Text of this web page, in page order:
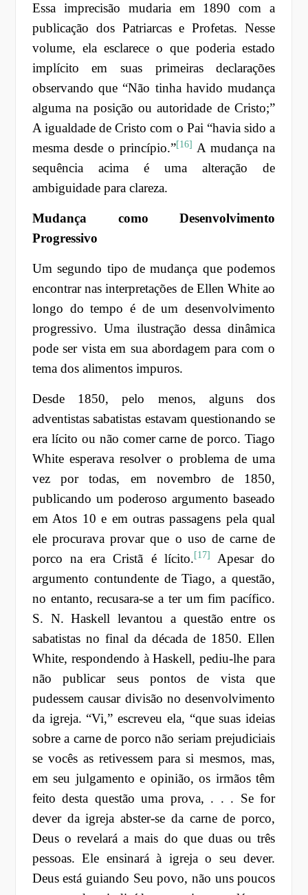
Essa imprecisão mudaria em 1890 com a
publicação dos Patriarcas e Profetas. Nesse
volume, ela esclarece o que poderia estado
implícito em suas primeiras declarações
observando que “Não tinha havido mudança
alguma na posição ou autoridade de Cristo;”
A igualdade de Cristo com o Pai “havia sido a
mesma desde o princípio.”[16] A mudança na
sequência acima é uma alteração de
ambiguidade para clareza.
Mudança como Desenvolvimento
Progressivo
Um segundo tipo de mudança que podemos
encontrar nas interpretações de Ellen White ao
longo do tempo é de um desenvolvimento
progressivo. Uma ilustração dessa dinâmica
pode ser vista em sua abordagem para com o
tema dos alimentos impuros.
Desde 1850, pelo menos, alguns dos
adventistas sabatistas estavam questionando se
era lícito ou não comer carne de porco. Tiago
White esperava resolver o problema de uma
vez por todas, em novembro de 1850,
publicando um poderoso argumento baseado
em Atos 10 e em outras passagens pela qual
ele procurava provar que o uso de carne de
porco na era Cristã é lícito. [17]
Apesar do
argumento contundente de Tiago, a questão,
no entanto, recusara-se a ter um fim pacífico.
S. N. Haskell levantou a questão entre os
sabatistas no final da década de 1850. Ellen
White, respondendo à Haskell, pediu-lhe para
não publicar seus pontos de vista que
pudessem causar divisão no desenvolvimento
da igreja. “Vi,” escreveu ela, “que suas ideias
sobre a carne de porco não seriam prejudiciais
se vocês as retivessem para si mesmos, mas,
em seu julgamento e opinião, os irmãos têm
feito desta questão uma prova, . . . Se for
dever da igreja abster-se da carne de porco,
Deus o revelará a mais do que duas ou três
pessoas. Ele ensinará à igreja o seu dever.
Deus está guiando Seu povo, não uns poucos